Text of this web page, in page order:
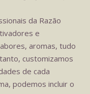
da Razão
e
aromas, tudo
customizamos
de cada
podemos incluir o